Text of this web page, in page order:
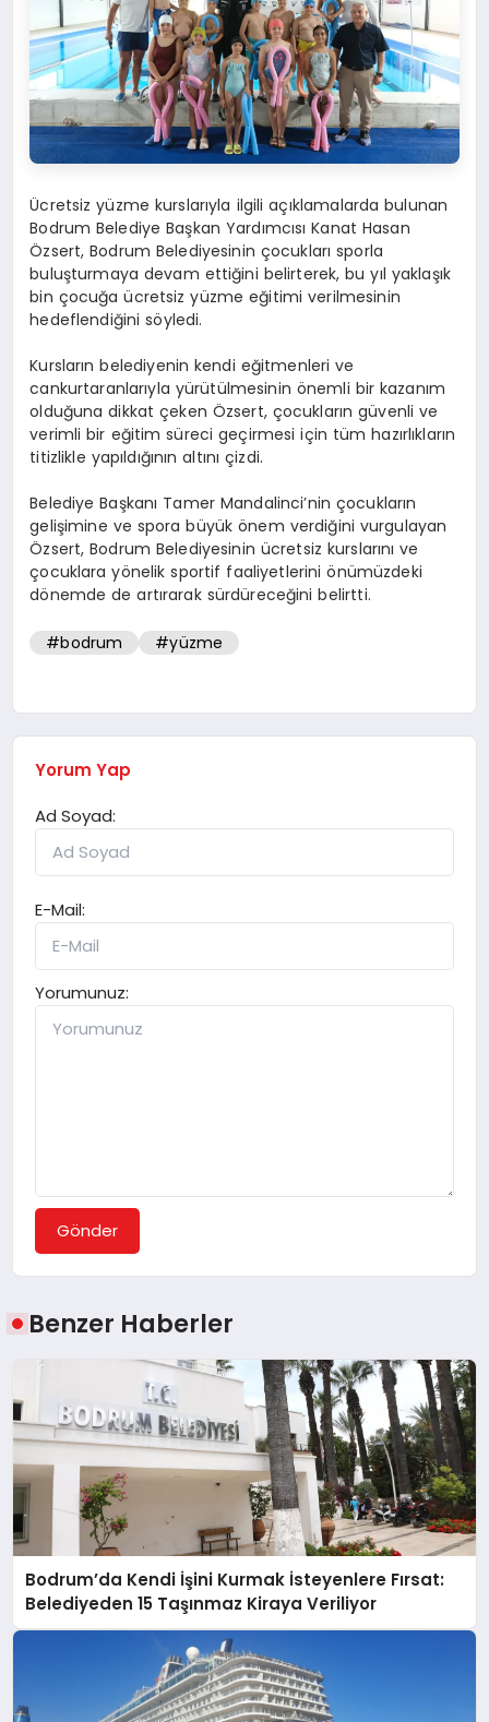
Ücretsiz yüzme kurslarıyla ilgili açıklamalarda bulunan
Bodrum Belediye Başkan Yardımcısı Kanat Hasan
Özsert, Bodrum Belediyesinin çocukları sporla
buluşturmaya devam ettiğini belirterek, bu yıl yaklaşık
bin çocuğa ücretsiz yüzme eğitimi verilmesinin
hedeflendiğini söyledi.
Kursların belediyenin kendi eğitmenleri ve
cankurtaranlarıyla yürütülmesinin önemli bir kazanım
olduğuna dikkat çeken Özsert, çocukların güvenli ve
verimli bir eğitim süreci geçirmesi için tüm hazırlıkların
titizlikle yapıldığının altını çizdi.
Belediye Başkanı Tamer Mandalinci’nin çocukların
gelişimine ve spora büyük önem verdiğini vurgulayan
Özsert, Bodrum Belediyesinin ücretsiz kurslarını ve
çocuklara yönelik sportif faaliyetlerini önümüzdeki
dönemde de artırarak sürdüreceğini belirtti.
#bodrum #yüzme
Yorum Yap
Ad Soyad:
E-Mail:
Yorumunuz:
Gönder
Benzer Haberler
Bodrum’da Kendi İşini Kurmak İsteyenlere Fırsat:
Belediyeden 15 Taşınmaz Kiraya Veriliyor